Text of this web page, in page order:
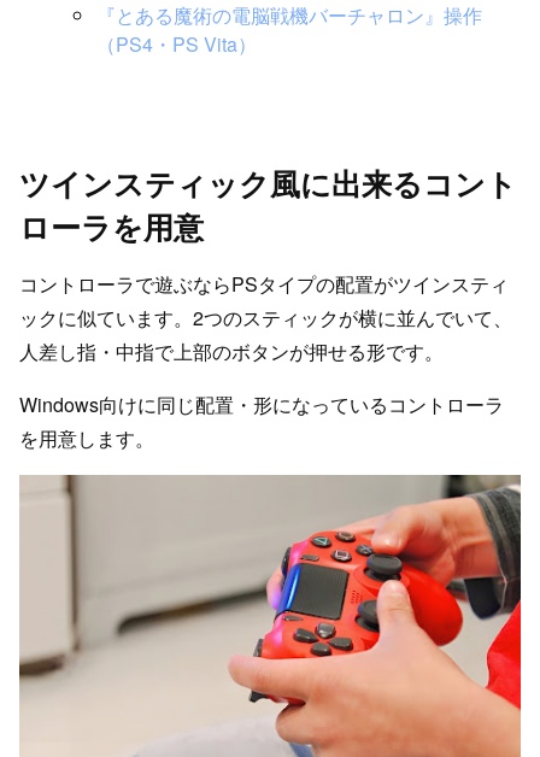
『とある魔術の電脳戦機バーチャロン』操作
（PS4・PS Vita）
ツインスティック風に出来るコント
ローラを用意
コントローラで遊ぶならPSタイプの配置がツインスティ
ックに似ています。2つのスティックが横に並んでいて、
人差し指・中指で上部のボタンが押せる形です。
Windows向けに同じ配置・形になっているコントローラ
を用意します。